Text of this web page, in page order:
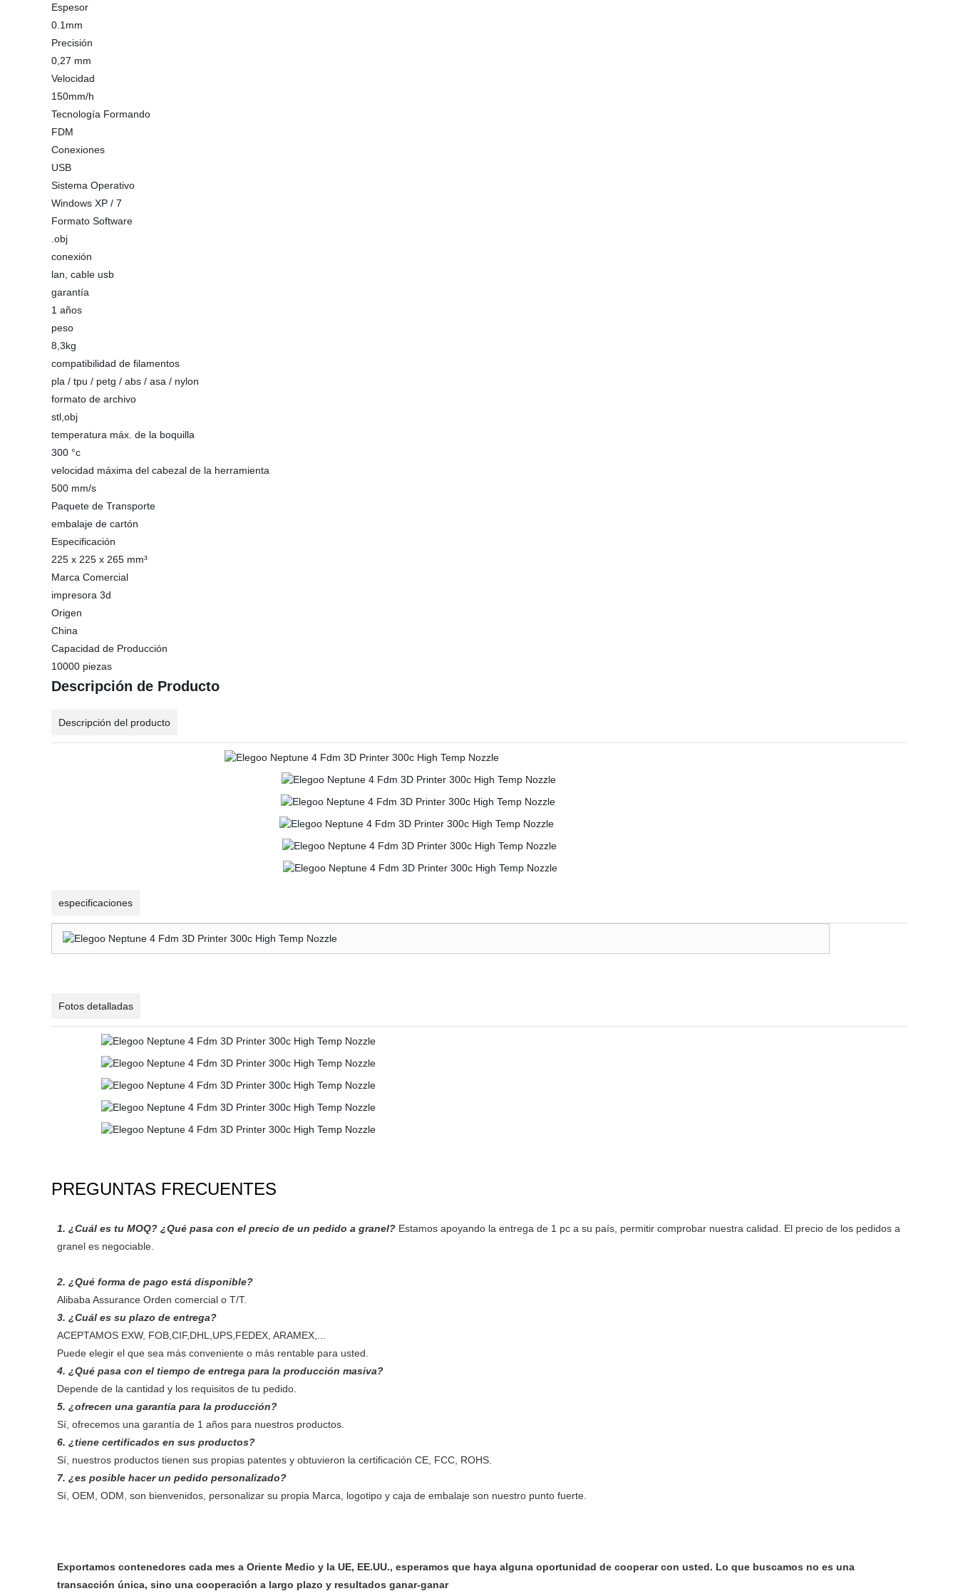
Espesor
0.1mm
Precisión
0,27 mm
Velocidad
150mm/h
Tecnología Formando
FDM
Conexiones
USB
Sistema Operativo
Windows XP / 7
Formato Software
.obj
conexión
lan, cable usb
garantía
1 años
peso
8,3kg
compatibilidad de filamentos
pla / tpu / petg / abs / asa / nylon
formato de archivo
stl,obj
temperatura máx. de la boquilla
300 °c
velocidad máxima del cabezal de la herramienta
500 mm/s
Paquete de Transporte
embalaje de cartón
Especificación
225 x 225 x 265 mm³
Marca Comercial
impresora 3d
Origen
China
Capacidad de Producción
10000 piezas
Descripción de Producto
Descripción del producto
especificaciones
Fotos detalladas
PREGUNTAS FRECUENTES
1. ¿Cuál es tu MOQ? ¿Qué pasa con el precio de un pedido a granel? Estamos apoyando la entrega de 1 pc a su país, permitir comprobar nuestra calidad. El precio de los pedidos a
granel es negociable.
2. ¿Qué forma de pago está disponible?
Alibaba Assurance Orden comercial o T/T.
3. ¿Cuál es su plazo de entrega?
ACEPTAMOS EXW, FOB,CIF,DHL,UPS,FEDEX, ARAMEX,...
Puede elegir el que sea más conveniente o más rentable para usted.
4. ¿Qué pasa con el tiempo de entrega para la producción masiva?
Depende de la cantidad y los requisitos de tu pedido.
5. ¿ofrecen una garantía para la producción?
Sí, ofrecemos una garantía de 1 años para nuestros productos.
6. ¿tiene certificados en sus productos?
Sí, nuestros productos tienen sus propias patentes y obtuvieron la certificación CE, FCC, ROHS.
7. ¿es posible hacer un pedido personalizado?
Sí, OEM, ODM, son bienvenidos, personalizar su propia Marca, logotipo y caja de embalaje son nuestro punto fuerte.
Exportamos contenedores cada mes a Oriente Medio y la UE, EE.UU., esperamos que haya alguna oportunidad de cooperar con usted. Lo que buscamos no es una
transacción única, sino una cooperación a largo plazo y resultados ganar-ganar